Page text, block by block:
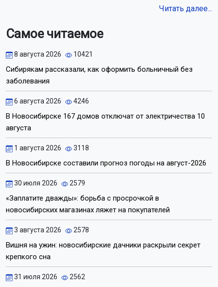
Читать далее...
Самое читаемое
8 августа 2026 10421
Сибирякам рассказали, как оформить больничный без
заболевания
6 августа 2026 4246
В Новосибирске 167 домов отключат от электричества 10
августа
1 августа 2026 3118
В Новосибирске составили прогноз погоды на август-2026
30 июля 2026 2579
«Заплатите дважды»: борьба с просрочкой в
новосибирских магазинах ляжет на покупателей
3 августа 2026 2578
Вишня на ужин: новосибирские дачники раскрыли секрет
крепкого сна
31 июля 2026 2562